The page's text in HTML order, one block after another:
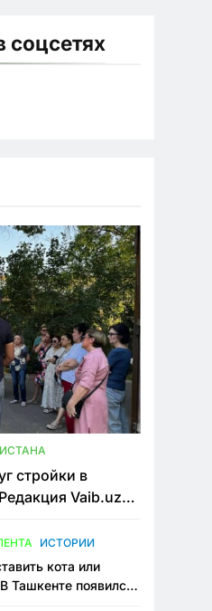
соцсетях
стройки в
Vaib.uz
ИСТОРИИ
кота или
Ташкенте появился